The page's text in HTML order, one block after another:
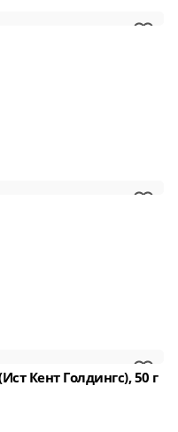
Кент Голдингс), 50 г